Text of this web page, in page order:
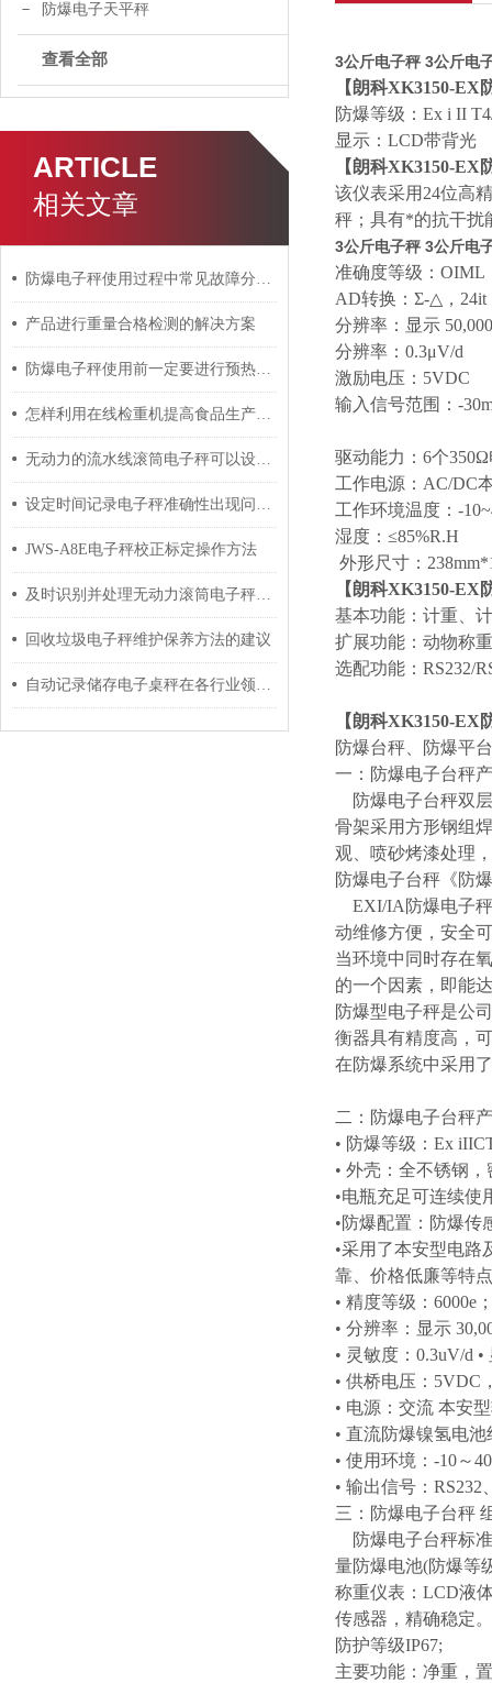
防爆电子天平秤
查看全部
ARTICLE
相关文章
防爆电子秤使用过程中常见故障分析与对应解决策略分享
产品进行重量合格检测的解决方案
防爆电子秤使用前一定要进行预热准备
怎样利用在线检重机提高食品生产效率
无动力的流水线滚筒电子秤可以设置合格报警吗？
设定时间记录电子秤准确性出现问题的原因及保养方法介绍
JWS-A8E电子秤校正标定操作方法
及时识别并处理无动力滚筒电子秤故障问题有助于维持称重精度
回收垃圾电子秤维护保养方法的建议
自动记录储存电子桌秤在各行业领域中无处不在
3公斤电子秤 3公斤电
【朗科XK3150-EX
防爆等级：Ex i II
显示：LCD带背光
【朗科XK3150-EX
该仪表采用24位高
秤；具有*的抗干扰
3公斤电子秤 3公斤电
准确度等级：
AD转换：Σ-△，24it
分辨率：显示
分辨率：0.3μV/d
激励电压：5VDC
输入信号范围：-
驱动能力：6个
工作电源：AC/DC
工作环境温度：-
湿度：≤85%R.H
外形尺寸：
【朗科XK3150-EX
基本功能：计重、
扩展功能：动物称
选配功能：RS232/
【朗科XK3150-EX
防爆台秤、防爆平
一：防爆电子台秤
防爆电子台秤双层
骨架采用方形钢组
观、喷砂烤漆处理
防爆电子台秤《防
EXI/IA防爆电子秤
动维修方便，安全
当环境中同时存在
的一个因素，即能
防爆型电子秤是公
衡器具有精度高，
在防爆系统中采用
二：防爆电子台秤
• 防爆等级：Ex
• 外壳：全不锈钢
•电瓶充足可连续使
•防爆配置：防爆传
•采用了本安型电
靠、价格低廉等特
• 精度等级：6000e
• 分辨率：显示
• 灵敏度：0.3uV/d
• 供桥电压：5VDC
• 电源：交流 本安
• 直流防爆镍氢电
• 使用环境：-10～
• 输出信号：RS232
三：防爆电子台秤
防爆电子台秤标
量防爆电池(防爆等
称重仪表：LCD液
传感器，精确稳定
防护等级IP67;
主要功能：净重，